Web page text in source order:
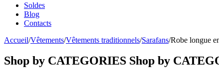
Soldes
Blog
Contacts
Accueil/Vêtements/Vêtements traditionnels/Sarafans/Robe longue
Shop by CATEGORIES Shop by